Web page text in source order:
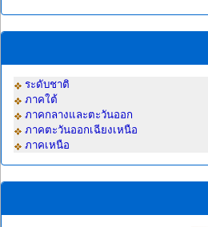
ระดับชาติ
ภาคใต้
ภาคกลางและตะวันออก
ภาคตะวันออกเฉียงเหนือ
ภาคเหนือ